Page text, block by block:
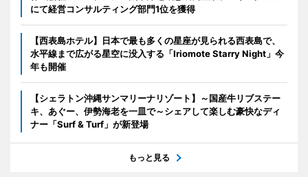
にて経営コンサルティング部門1位を獲得
【西表島ホテル】日本で最も多くの星座が見られる西表島で、
水平線まで広がる星空に没入する「Iriomote Starry Night」今
年も開催
【シェラトン沖縄サンマリーナリゾート】～国産牛リブステー
キ、あぐー、伊勢海老を一皿で～シェアして楽しむ豪快なディ
ナー「Surf & Turf」が新登場
もっと見る